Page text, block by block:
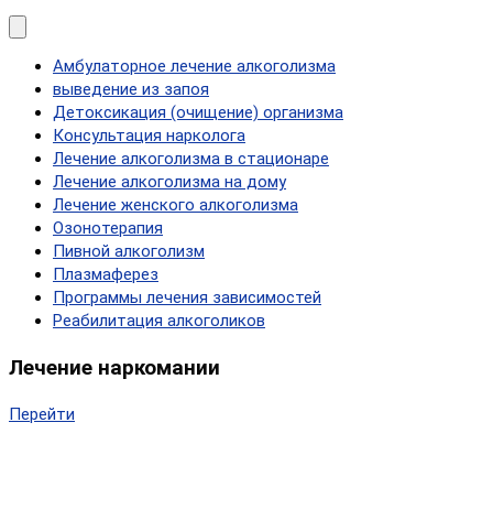
Амбулаторное лечение алкоголизма
выведение из запоя
Детоксикация (очищение) организма
Консультация нарколога
Лечение алкоголизма в стационаре
Лечение алкоголизма на дому
Лечение женского алкоголизма
Озонотерапия
Пивной алкоголизм
Плазмаферез
Программы лечения зависимостей
Реабилитация алкоголиков
Лечение наркомании
Перейти